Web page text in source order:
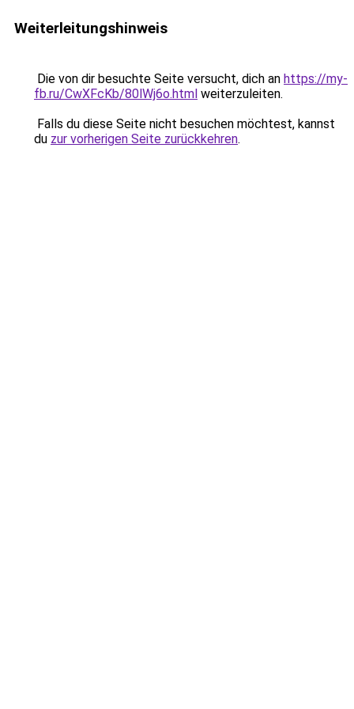
Weiterleitungshinweis
Die von dir besuchte Seite versucht, dich an https://my-
fb.ru/CwXFcKb/80lWj6o.html weiterzuleiten.
Falls du diese Seite nicht besuchen möchtest, kannst
du zur vorherigen Seite zurückkehren.